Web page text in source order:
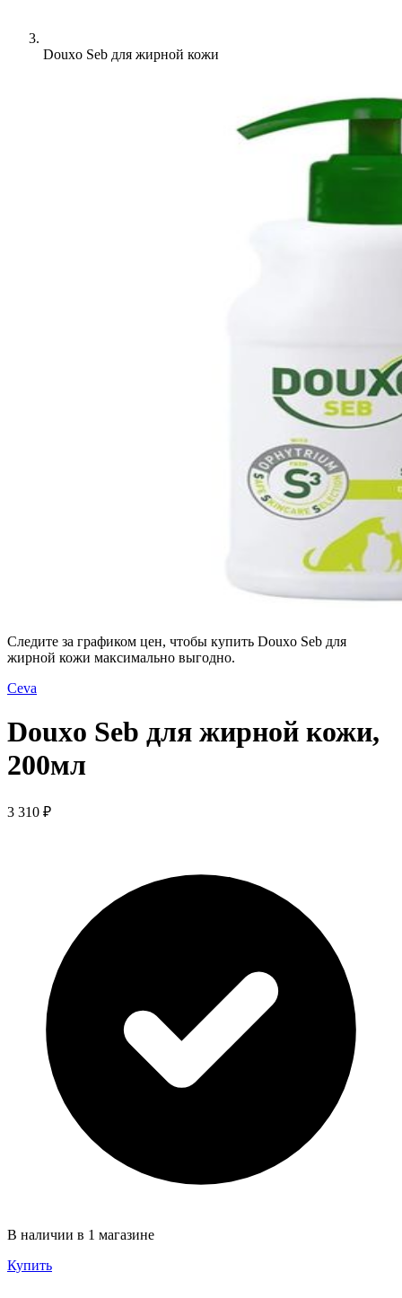
Douxo Seb для жирной кожи
Следите за графиком цен, чтобы купить Douxo Seb для
жирной кожи максимально выгодно.
Ceva
Douxo Seb для жирной кожи,
200мл
3 310 ₽
В наличии в 1 магазине
Купить